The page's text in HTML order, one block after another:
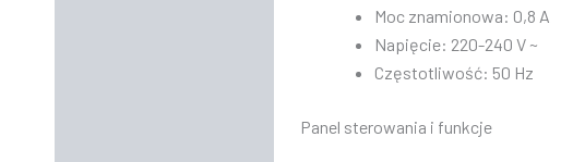
Moc znamionowa: 0,8 A
Napięcie: 220-240 V ~
Częstotliwość: 50 Hz
Panel sterowania i funkcje